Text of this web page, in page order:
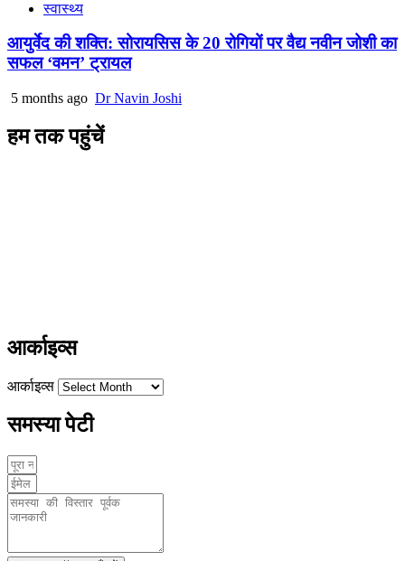
स्वास्थ्य
आयुर्वेद की शक्ति: सोरायसिस के 20 रोगियों पर वैद्य नवीन जोशी का
सफल ‘वमन’ ट्रायल
5 months ago Dr Navin Joshi
हम तक पहुंचें
आर्काइव्स
आर्काइव्स
समस्या पेटी